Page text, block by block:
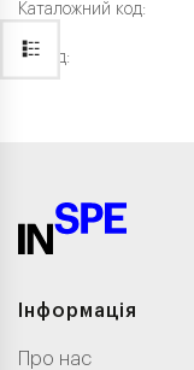
Каталожний код:
Бренд:
Інформація
Про нас